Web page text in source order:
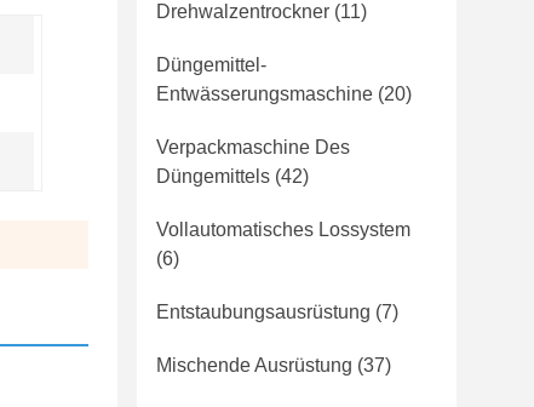
Drehwalzentrockner (11)
Düngemittel-
Entwässerungsmaschine (20)
Verpackmaschine Des
Düngemittels (42)
Vollautomatisches Lossystem
(6)
Entstaubungsausrüstung (7)
Mischende Ausrüstung (37)